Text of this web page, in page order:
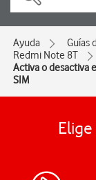
Ayuda Guías
Redmi Note 8T
Activa o desactiva
SIM